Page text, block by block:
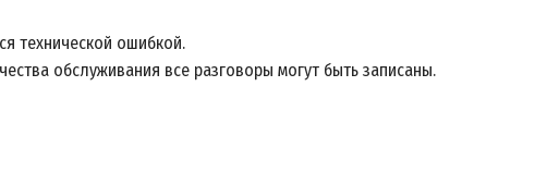
технической ошибкой.
обслуживания все разговоры могут быть записаны.